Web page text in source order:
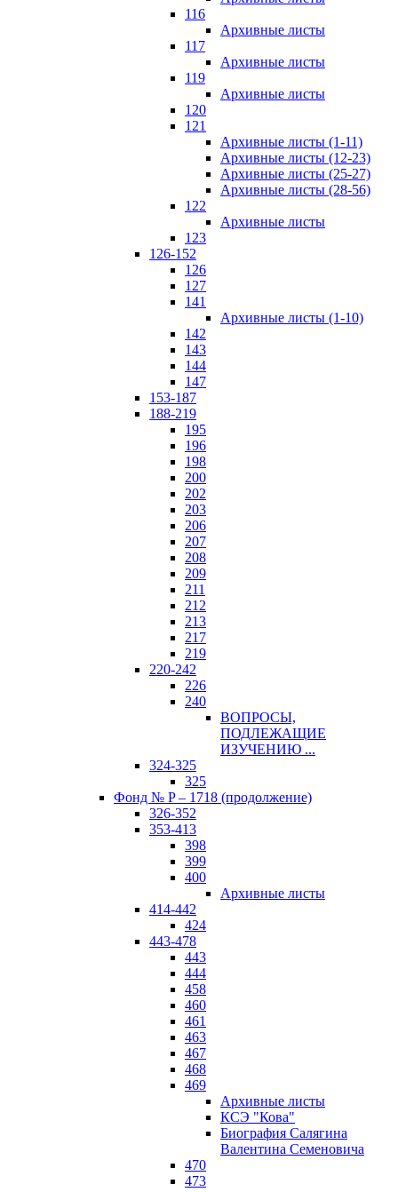
116
Архивные листы
117
Архивные листы
119
Архивные листы
120
121
Архивные листы (1-11)
Архивные листы (12-23)
Архивные листы (25-27)
Архивные листы (28-56)
122
Архивные листы
123
126-152
126
127
141
Архивные листы (1-10)
142
143
144
147
153-187
188-219
195
196
198
200
202
203
206
207
208
209
211
212
213
217
219
220-242
226
240
ВОПРОСЫ,
ПОДЛЕЖАЩИЕ
ИЗУЧЕНИЮ ...
324-325
325
Фонд № P – 1718 (продолжение)
326-352
353-413
398
399
400
Архивные листы
414-442
424
443-478
443
444
458
460
461
463
467
468
469
Архивные листы
КСЭ "Кова"
Биография Салягина
Валентина Семеновича
470
473